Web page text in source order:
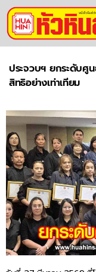
ประจวบฯ ยกระดับศู
สิทธิอย่างเท่าเทียม